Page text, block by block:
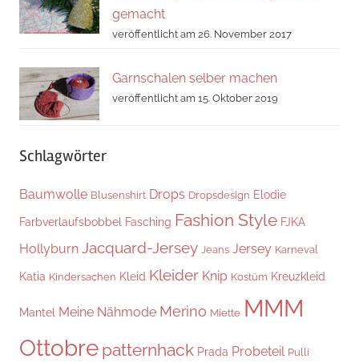
gemacht
veröffentlicht am 26. November 2017
Garnschalen selber machen
veröffentlicht am 15. Oktober 2019
Schlagwörter
Baumwolle Blusenshirt Drops Dropsdesign Elodie
Farbverlaufsbobbel Fasching Fashion Style FJKA
Hollyburn Jacquard-Jersey Jeans Jersey Karneval
Katia Kindersachen Kleid Kleider Knip Kostüm Kreuzkleid
Mantel Meine Nähmode Merino Miette MMM
Ottobre patternhack Prada Probeteil Pulli